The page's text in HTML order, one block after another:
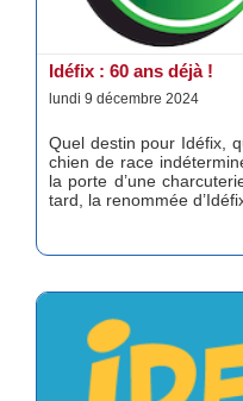
Idéfix : 60 ans déjà !
lundi 9 décembre 2024
Quel destin pour Idéfix,
chien de race
la porte d’une
tard, la renommée